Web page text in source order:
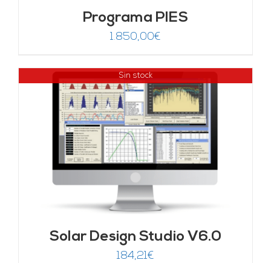
Programa PIES
1.850,00€
Sin stock
Solar Design Studio V6.0
184,21€